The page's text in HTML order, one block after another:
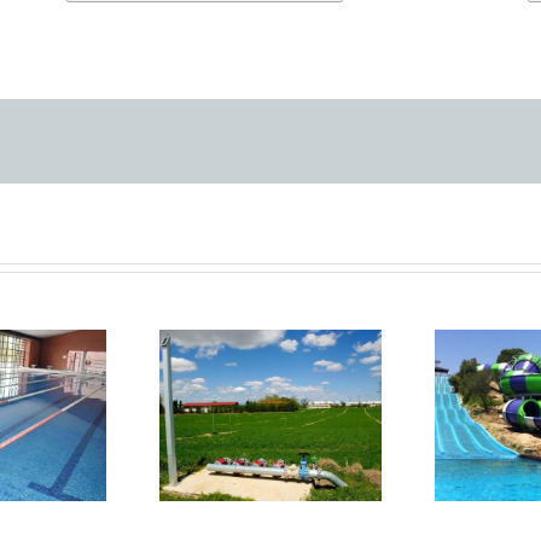
profunda
Nacional
de
Regadíos
Cambio de arenas
en parque acuático